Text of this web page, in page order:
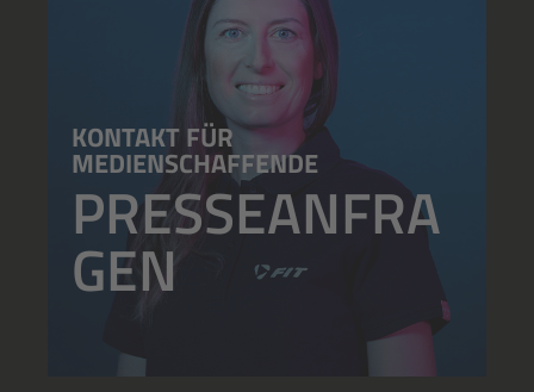
KONTAKT FÜR
MEDIENSCHAFFENDE
PRESSEANFRA
GEN